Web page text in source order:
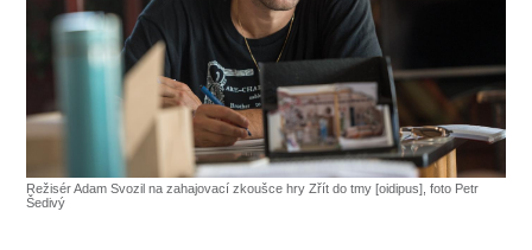
O DIVADLE
SOUBOR
DÁLE NABÍZÍME
Režisér Adam Svozil na zahajovací zkoušce hry Zřít do tmy [oidipus], foto Petr
Šedivý